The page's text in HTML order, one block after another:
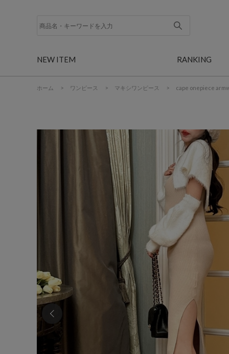
NEW ITEM RANKING
ホーム > ワンピース > マキシワンピース > cape onepiece